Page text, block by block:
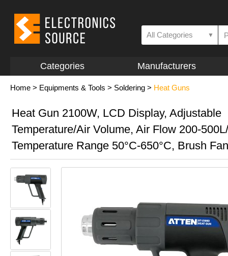
All Categories ▼
Categories Manufacturers
Home > Equipments & Tools > Soldering > Heat Guns
Heat Gun 2100W, LCD Display, Adjustable
Temperature/Air Volume, Air Flow 200-
Temperature Range 50°C-650°C, Brush Fan